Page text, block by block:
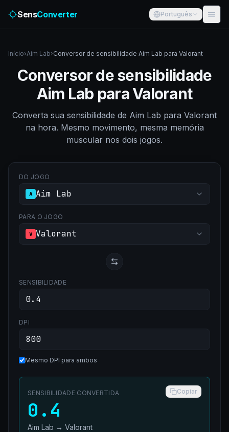
SensConverter Português
Início›Aim Lab›Conversor de sensibilidade Aim Lab para Valorant
Conversor de sensibilidade
Aim Lab para Valorant
Converta sua sensibilidade de Aim Lab para Valorant
na hora. Mesmo movimento, mesma memória
muscular nos dois jogos.
DO JOGO
A Aim Lab
PARA O JOGO
V Valorant
SENSIBILIDADE
DPI
Mesmo DPI para ambos
SENSIBILIDADE CONVERTIDA Copiar
0.4
Aim Lab → Valorant